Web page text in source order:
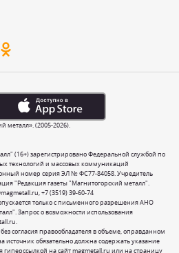
(16+) зарегистрировано Федеральной службой по
технологий и массовых коммуникаций
номер серия ЭЛ № ФС77-84058. Учредитель
"Редакция газеты "Магнитогорский металл".
,+7 (3519) 39-60-74
только с письменного разрешения АНО
Запрос о возможности использования
.
согласия правообладателя в объеме, оправданном
обязательно должна содержать указание
гиперссылкой на сайт magmetall.ru или на страницу
металл». (2005-2026).